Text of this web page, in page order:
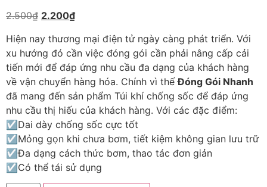
2.500₫ 2.200₫
Hiện nay thương mại điện tử ngày càng phát triển. Với
xu hướng đó cần việc đóng gói cần phải nâng cấp cải
tiến mới để đáp ứng nhu cầu đa dạng của khách hàng
về vận chuyển hàng hóa. Chính vì thếĐóng Gói Nhanh
đã mang đến sản phẩm Túi khí chống sốc để đáp ứng
nhu cầu thị hiếu của khách hàng. Với các đặc điểm:
☑Dai dày chống sốc cực tốt
☑Mỏng gọn khi chưa bơm, tiết kiệm không gian lưu trữ
☑Đa dạng cách thức bơm, thao tác đơn giản
☑Có thể tái sử dụng